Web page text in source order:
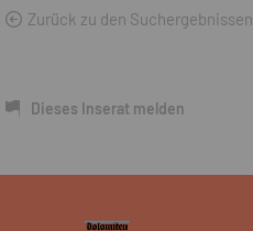
Zurück zu den Suchergebnissen
Dieses Inserat melden